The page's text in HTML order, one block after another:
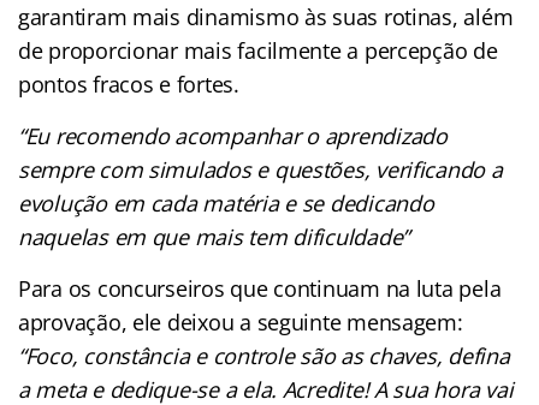
garantiram mais dinamismo às suas rotinas, além
de proporcionar mais facilmente a percepção de
pontos fracos e fortes.
“Eu recomendo acompanhar o aprendizado
sempre com simulados e questões, verificando a
evolução em cada matéria e se dedicando
naquelas em que mais tem dificuldade”
Para os concurseiros que continuam na luta pela
aprovação, ele deixou a seguinte mensagem:
“Foco, constância e controle são as chaves, defina
a meta e dedique-se a ela. Acredite! A sua hora vai